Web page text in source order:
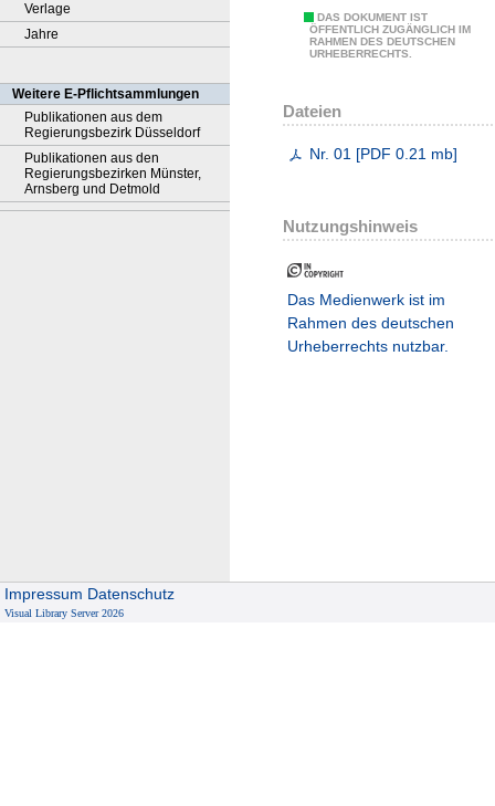
Verlage
Jahre
Weitere E-Pflichtsammlungen
Publikationen aus dem
Regierungsbezirk Düsseldorf
Publikationen aus den
Regierungsbezirken Münster,
Arnsberg und Detmold
DAS DOKUMENT IST
ÖFFENTLICH ZUGÄNGLICH IM
RAHMEN DES DEUTSCHEN
URHEBERRECHTS.
Dateien
Nr. 01 [PDF 0.21 mb]
Nutzungshinweis
Das Medienwerk ist im
Rahmen des deutschen
Urheberrechts nutzbar.
Impressum Datenschutz
Visual Library Server 2026